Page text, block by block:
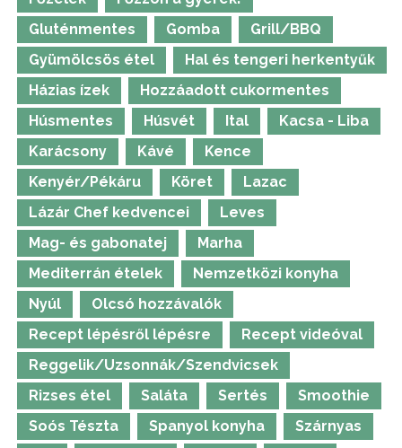
Gluténmentes
Gomba
Grill/BBQ
Gyümölcsös étel
Hal és tengeri herkentyűk
Házias ízek
Hozzáadott cukormentes
Húsmentes
Húsvét Ital
Kacsa - Liba
Karácsony
Kávé
Kence
Kenyér/Pékáru
Köret
Lazac
Lázár Chef kedvencei
Leves
Mag- és gabonatej
Marha
Mediterrán ételek
Nemzetközi konyha
Nyúl
Olcsó hozzávalók
Recept lépésről lépésre
Recept videóval
Reggelik/Uzsonnák/Szendvicsek
Rizses étel
Saláta Sertés
Smoothie
Soós Tészta
Spanyol konyha
Szárnyas